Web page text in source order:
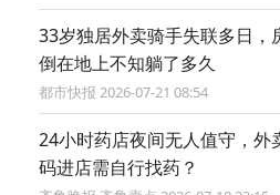
33岁独居外卖骑手失联多日，
倒在地上不知躺了多久
都市快报 2026-07-21 08:54
24小时药店夜间无人值守，外
码进店需自行找药？